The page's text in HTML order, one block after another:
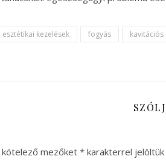
esztétikai kezelések fogyás
kötelező mezőket * karakterrel jelöltük